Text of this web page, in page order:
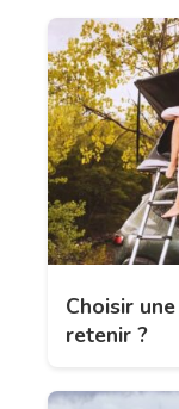
Choisir
retenir ?